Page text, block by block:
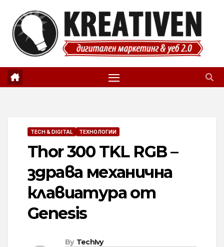
content
TECH & DIGITAL ТЕХНОЛОГИИ
Thor 300 TKL RGB –
здрава механична
клавиатура от
Genesis
By TechIvy